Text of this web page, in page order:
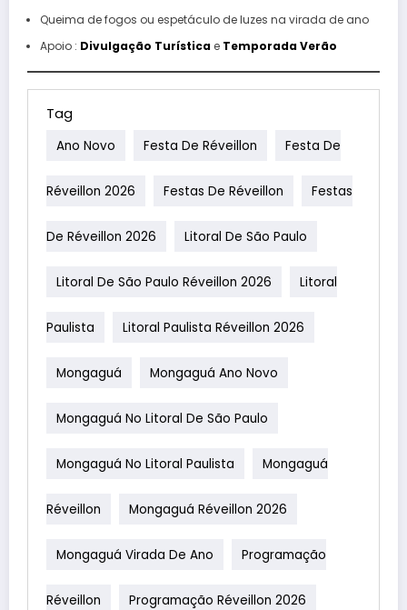
Queima de fogos ou espetáculo de luzes na virada de ano
Apoio : Divulgação Turísticae Temporada Verão
Tag
Ano Novo Festa De Réveillon Festa De
Réveillon 2026 Festas De Réveillon Festas
De Réveillon 2026 Litoral De São Paulo
Litoral De São Paulo Réveillon 2026 Litoral
Paulista Litoral Paulista Réveillon 2026
Mongaguá Mongaguá Ano Novo
Mongaguá No Litoral De São Paulo
Mongaguá No Litoral Paulista Mongaguá
Réveillon Mongaguá Réveillon 2026
Mongaguá Virada De Ano Programação
Réveillon Programação Réveillon 2026